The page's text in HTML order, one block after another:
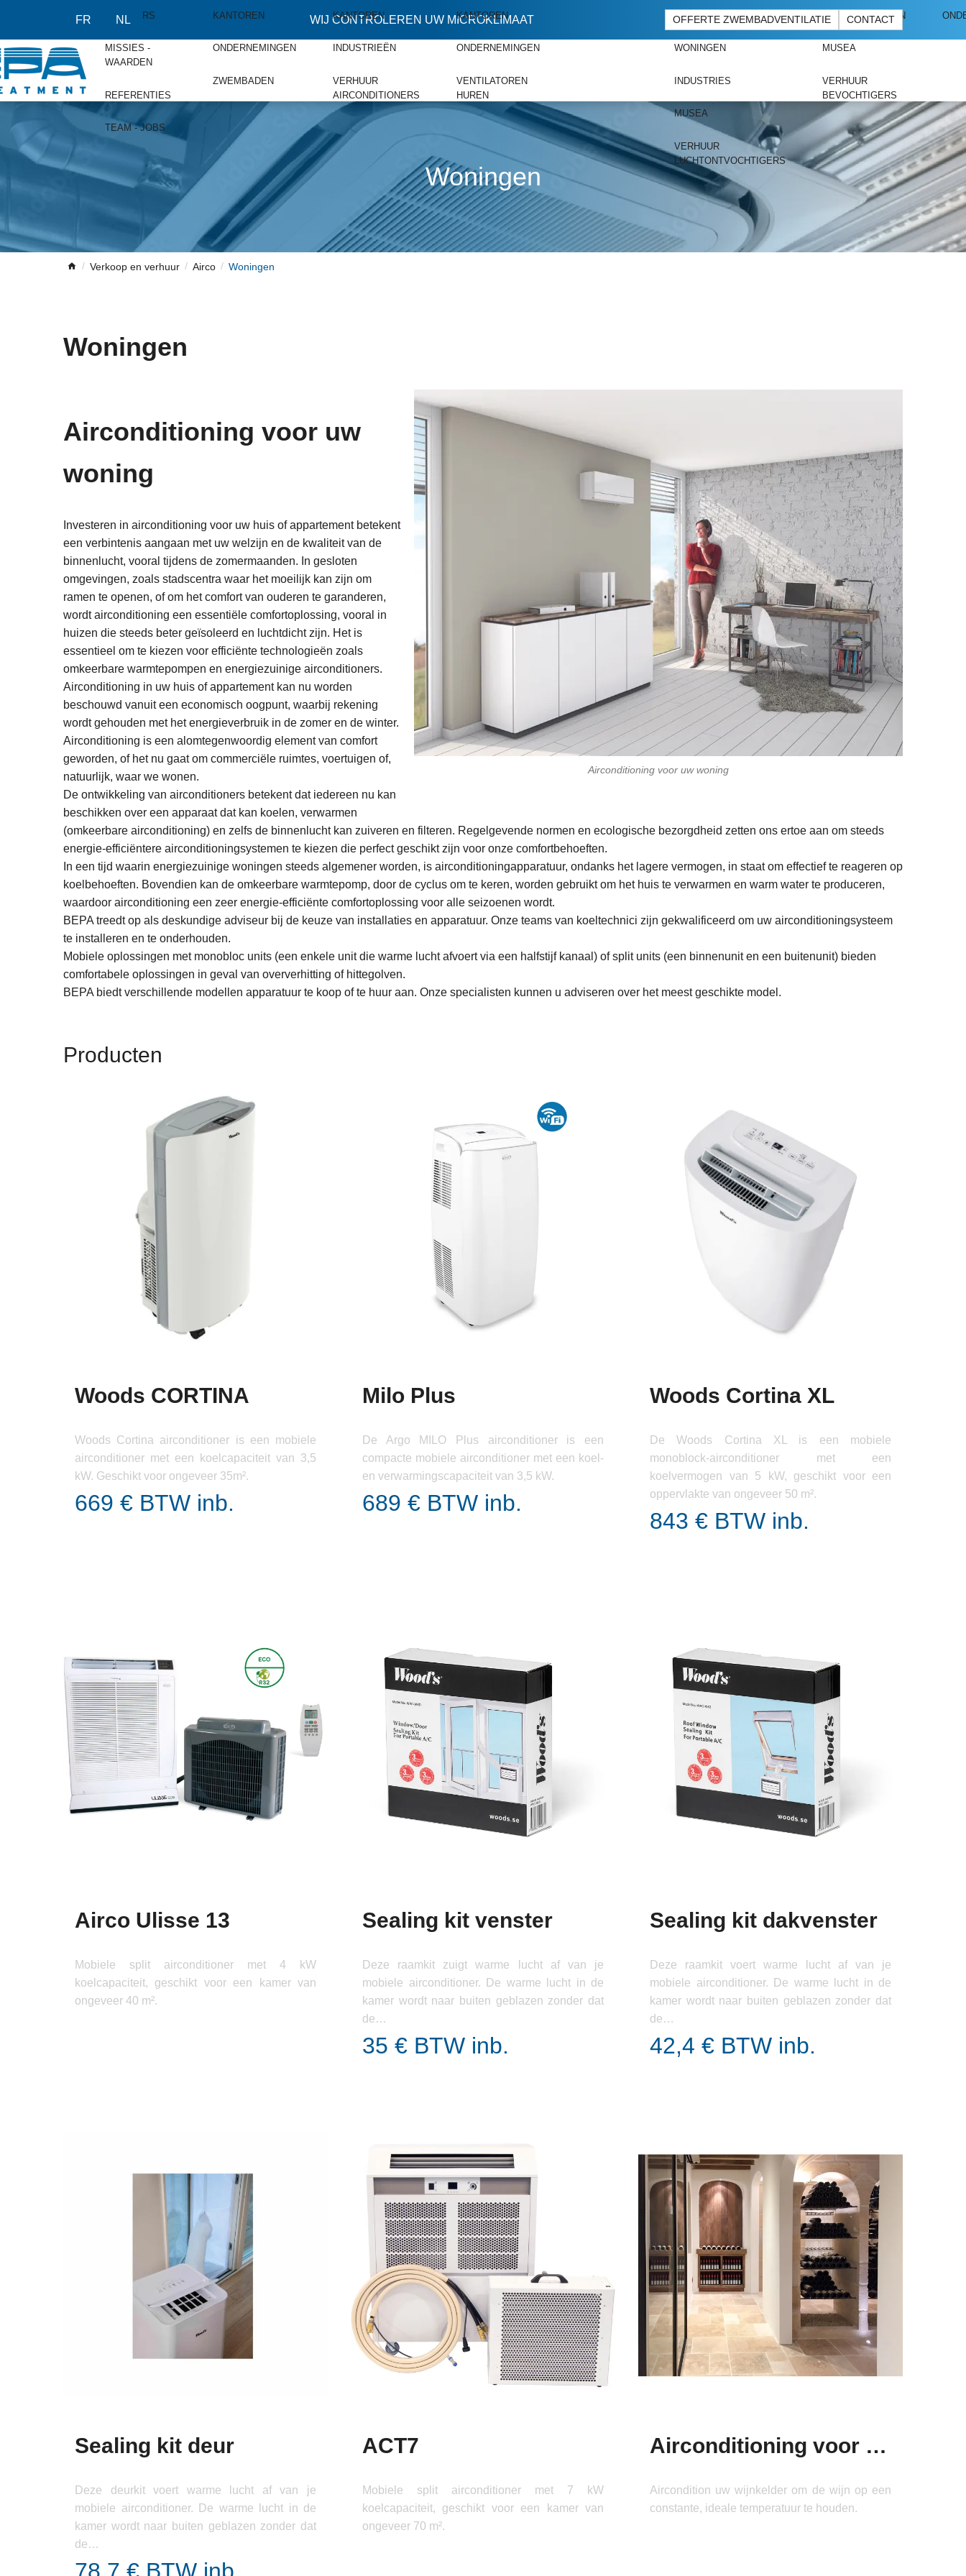
FR NL WIJ CONTROLEREN UW MICROKLIMAAT OFFERTE ZWEMBADVENTILATIE CONTACT
PARTNERS
MISSIES -
WAARDEN
REFERENTIES
TEAM - JOBS
KANTOREN
ONDERNEMINGEN
ZWEMBADEN
KANTOREN
INDUSTRIEËN
VERHUUR
AIRCONDITIONERS
KANTOREN
ONDERNEMINGEN
VENTILATOREN
HUREN
BOUWPLAATSEN
WONINGEN
INDUSTRIES
MUSEA
VERHUUR
LUCHTONTVOCHTIGERS
ONDERNEMINGEN
MUSEA
VERHUUR
BEVOCHTIGERS
Woningen
Verkoop en verhuur Airco Woningen
Woningen
Airconditioning voor uw woning
Airconditioning voor uw
woning
Investeren in airconditioning voor uw huis of appartement betekent
een verbintenis aangaan met uw welzijn en de kwaliteit van de
binnenlucht, vooral tijdens de zomermaanden. In gesloten
omgevingen, zoals stadscentra waar het moeilijk kan zijn om
ramen te openen, of om het comfort van ouderen te garanderen,
wordt airconditioning een essentiële comfortoplossing, vooral in
huizen die steeds beter geïsoleerd en luchtdicht zijn. Het is
essentieel om te kiezen voor efficiënte technologieën zoals
omkeerbare warmtepompen en energiezuinige airconditioners.
Airconditioning in uw huis of appartement kan nu worden
beschouwd vanuit een economisch oogpunt, waarbij rekening
wordt gehouden met het energieverbruik in de zomer en de winter.
Airconditioning is een alomtegenwoordig element van comfort
geworden, of het nu gaat om commerciële ruimtes, voertuigen of,
natuurlijk, waar we wonen.
De ontwikkeling van airconditioners betekent dat iedereen nu kan
beschikken over een apparaat dat kan koelen, verwarmen
(omkeerbare airconditioning) en zelfs de binnenlucht kan zuiveren en filteren. Regelgevende normen en ecologische bezorgdheid zetten ons ertoe aan om steeds
energie-efficiëntere airconditioningsystemen te kiezen die perfect geschikt zijn voor onze comfortbehoeften.
In een tijd waarin energiezuinige woningen steeds algemener worden, is airconditioningapparatuur, ondanks het lagere vermogen, in staat om effectief te reageren op
koelbehoeften. Bovendien kan de omkeerbare warmtepomp, door de cyclus om te keren, worden gebruikt om het huis te verwarmen en warm water te produceren,
waardoor airconditioning een zeer energie-efficiënte comfortoplossing voor alle seizoenen wordt.
BEPA treedt op als deskundige adviseur bij de keuze van installaties en apparatuur. Onze teams van koeltechnici zijn gekwalificeerd om uw airconditioningsysteem
te installeren en te onderhouden.
Mobiele oplossingen met monobloc units (een enkele unit die warme lucht afvoert via een halfstijf kanaal) of split units (een binnenunit en een buitenunit) bieden
comfortabele oplossingen in geval van oververhitting of hittegolven.
BEPA biedt verschillende modellen apparatuur te koop of te huur aan. Onze specialisten kunnen u adviseren over het meest geschikte model.
Producten
Woods CORTINA
Woods Cortina airconditioner is een mobiele
airconditioner met een koelcapaciteit van 3,5
kW. Geschikt voor ongeveer 35m².
669 € BTW inb.
Milo Plus
De Argo MILO Plus airconditioner is een
compacte mobiele airconditioner met een koel-
en verwarmingscapaciteit van 3,5 kW.
689 € BTW inb.
Woods Cortina XL
De Woods Cortina XL is een mobiele
monoblock-airconditioner met een
koelvermogen van 5 kW, geschikt voor een
oppervlakte van ongeveer 50 m².
843 € BTW inb.
Airco Ulisse 13
Mobiele split airconditioner met 4 kW
koelcapaciteit, geschikt voor een kamer van
ongeveer 40 m².
Sealing kit venster
Deze raamkit zuigt warme lucht af van je
mobiele airconditioner. De warme lucht in de
kamer wordt naar buiten geblazen zonder dat
de…
35 € BTW inb.
Sealing kit dakvenster
Deze raamkit voert warme lucht af van je
mobiele airconditioner. De warme lucht in de
kamer wordt naar buiten geblazen zonder dat
de…
42,4 € BTW inb.
Sealing kit deur
Deze deurkit voert warme lucht af van je
mobiele airconditioner. De warme lucht in de
kamer wordt naar buiten geblazen zonder dat
de…
ACT7
Mobiele split airconditioner met 7 kW
koelcapaciteit, geschikt voor een kamer van
ongeveer 70 m².
Airconditioning voor wijnkelder
Aircondition uw wijnkelder om de wijn op een
constante, ideale temperatuur te houden.